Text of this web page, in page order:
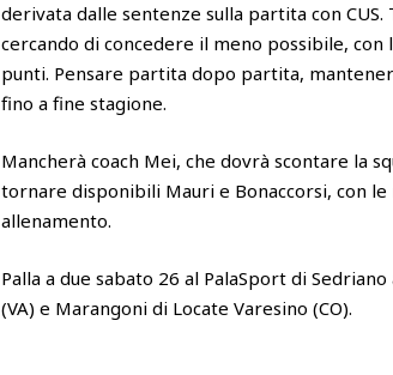
derivata dalle sentenze sulla partita con
cercando di concedere il meno possibile,
punti. Pensare partita dopo partita,
fino a fine stagione.
Mancherà coach Mei, che dovrà scontare la
tornare disponibili Mauri e Bonaccorsi, con
allenamento.
Palla a due sabato 26 al PalaSport di
(VA) e Marangoni di Locate Varesino (CO).